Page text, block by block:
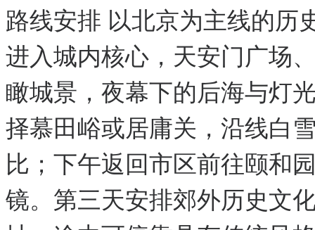
路线安排 以北京为主线的历
进入城内核心，天安门广场
瞰城景，夜幕下的后海与灯
择慕田峪或居庸关，沿线白
比；下午返回市区前往颐和
镜。第三天安排郊外历史文